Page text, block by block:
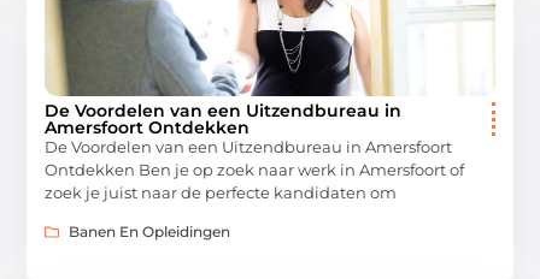
De Voordelen van een Uitzendbureau in
Amersfoort Ontdekken
De Voordelen van een Uitzendbureau in Amersfoort
Ontdekken Ben je op zoek naar werk in Amersfoort of
zoek je juist naar de perfecte kandidaten om
Banen En Opleidingen